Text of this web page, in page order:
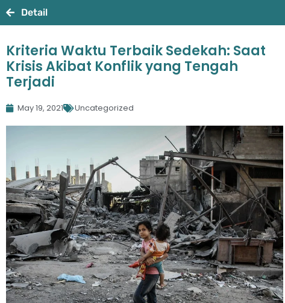
Detail
Kriteria Waktu Terbaik Sedekah: Saat
Krisis Akibat Konflik yang Tengah
Terjadi
May 19, 2021 Uncategorized